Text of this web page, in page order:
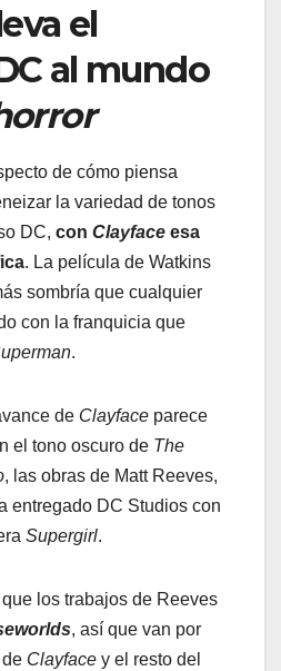
el
al mundo
de cómo piensa
la variedad de tonos
DC, con Clayface esa
. La película de Watkins
sombría que cualquier
con la franquicia que
.
de Clayface parece
el tono oscuro de The
, las obras de Matt Reeves,
entregado DC Studios con
Supergirl.
los trabajos de Reeves
, así que van por
Clayface y el resto del